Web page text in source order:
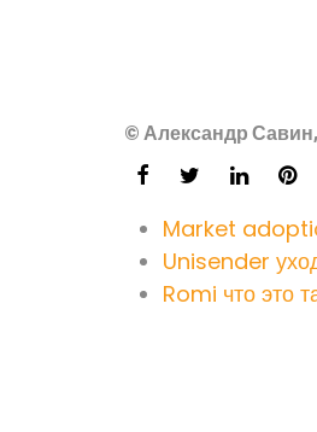
© Александр
Market
Unisender
Romi что это